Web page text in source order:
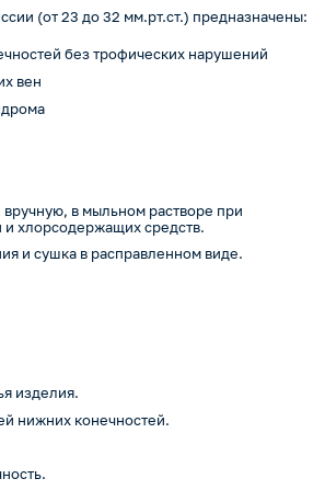
(от 23 до 32 мм.рт.ст.) предназначены:
без трофических нарушений
вен
в мыльном растворе при
и хлорсодержащих средств.
и сушка в расправленном виде.
изделия.
нижних конечностей.